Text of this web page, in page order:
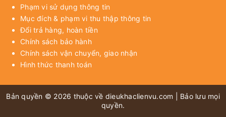
Phạm vi sử dụng thông tin
Mục đích & phạm vi thu thập thông tin
Đổi trả hàng, hoàn tiền
Chính sách bảo hành
Chính sách vận chuyển, giao nhận
Hình thức thanh toán
Bản quyền © 2026 thuộc về dieukhaclienvu.com | Bảo lưu mọi
quyền.